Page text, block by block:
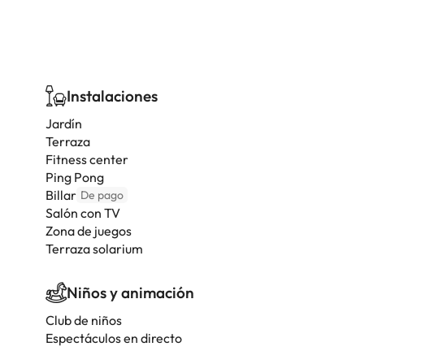
Instalaciones
Jardín
Terraza
Fitness center
Ping Pong
Billar De pago
Salón con TV
Zona de juegos
Terraza solarium
Niños y animación
Club de niños
Espectáculos en directo